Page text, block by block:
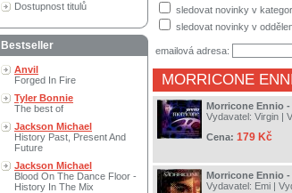
Dostupnost titulů
Bestseller
Anvil
Forged In Fire
Tyler Bonnie
The best of
Jackson Michael
History Past, Present And
Future
Jackson Michael
Blood On The Dance Floor -
History In The Mix
sledovat novinky v
sledovat novinky v
emailová adresa:
MORRICONE
Morricone Ennio
Vydavatel: Virgin |
Cena: 179 Kč
Morricone Ennio -
Vydavatel: Emi |